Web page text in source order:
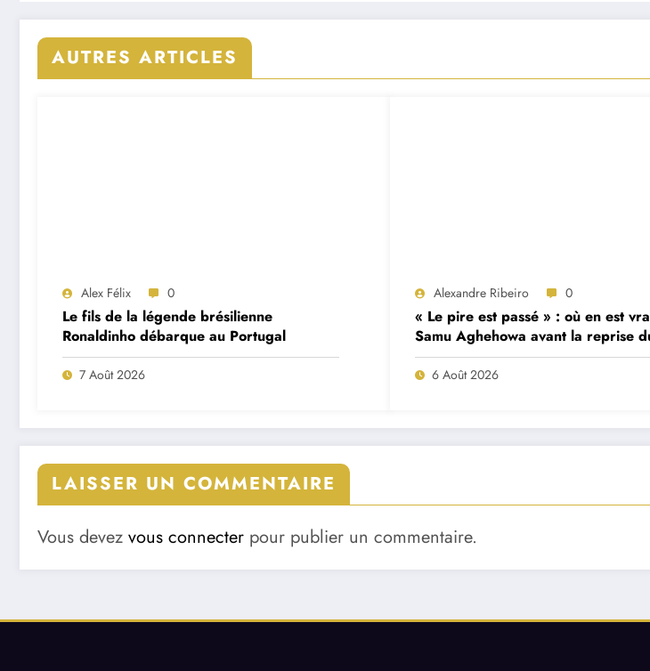
AUTRES ARTICLES
Alex Félix 0
Le fils de la légende brésilienne
Ronaldinho débarque au Portugal
7 Août 2026
Alexandre Ribeiro 0
« Le pire est passé » : où en est
Samu Aghehowa avant la reprise
Porto ?
6 Août 2026
LAISSER UN COMMENTAIRE
Vous devez vous connecter pour publier un commentaire.